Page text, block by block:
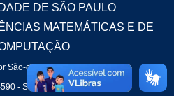
DE SÃO PAULO
MATEMÁTICAS E DE
São-carlense, 400 - Centro
- São Carlos - SP